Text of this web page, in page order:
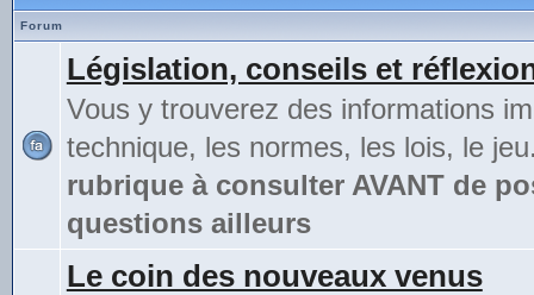
Forum
Législation, conseils et
Vous y trouverez des informations
technique, les normes, les lois, le
rubrique à consulter AVANT de
questions ailleurs
Le coin des nouveaux venus